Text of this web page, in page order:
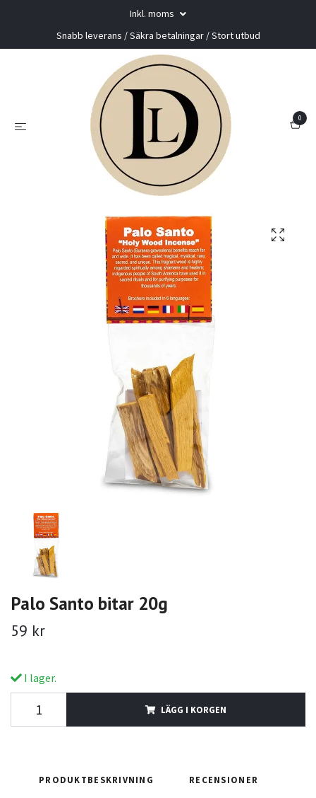
Inkl. moms
Snabb leverans / Säkra betalningar / Stort utbud
0
Palo Santo bitar 20g
59 kr
I lager.
LÄGG I KORGEN
PRODUKTBESKRIVNING RECENSIONER